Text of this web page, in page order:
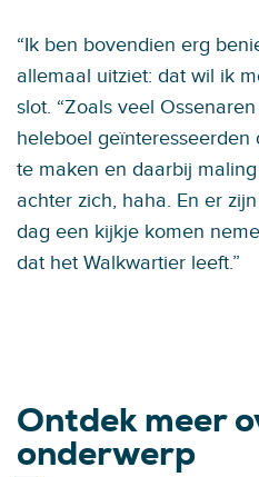
“Ik ben bovendien erg
allemaal uitziet: dat wil ik
slot. “Zoals veel
heleboel
te maken en daarbij
achter zich, haha. En er
dag een kijkje komen
dat het Walkwartier leeft.”
Ontdek meer
onderwerp